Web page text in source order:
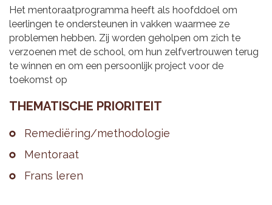
Het mentoraatprogramma heeft als hoofddoel om
leerlingen te ondersteunen in vakken waarmee ze
problemen hebben. Zij worden geholpen om zich te
verzoenen met de school, om hun zelfvertrouwen terug
te winnen en om een persoonlijk project voor de
toekomst op
THE­MA­TI­SCHE PRI­O­RI­TEIT
Re­me­diëring/me­tho­do­lo­gie
Men­to­raat
Frans leren